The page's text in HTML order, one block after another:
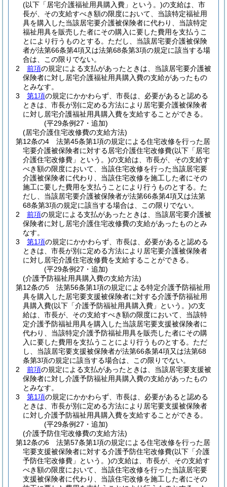
(以下「居宅介護福祉用具購入費」という。)の支給は、市
長が、その支給すべき額の限度において、当該特定福祉用
具を購入した当該居宅要介護被保険者に代わり、当該特定
福祉用具を販売した者にその購入に要した費用を支払うこ
とにより行うものとする。 ただし、当該居宅要介護被保険
者が法第66条第4項又は法第68条第3項の規定に該当する場
合は、この限りでない。
2
前項の規定による支払があったときは、当該居宅要介護被
保険者に対し居宅介護福祉用具購入費の支給があったもの
とみなす。
3
第1項の規定にかかわらず、市長は、必要があると認める
ときは、市長が別に定める方法により居宅要介護被保険者
に対し居宅介護福祉用具購入費を支給することができる。
(平29条例27・追加)
(居宅介護住宅改修費の支給方法)
第12条の4
法第45条第1項の規定による住宅改修を行った居
宅要介護被保険者に対する居宅介護住宅改修費(以下「居宅
介護住宅改修費」という。)の支給は、市長が、その支給す
べき額の限度において、当該住宅改修を行った当該居宅要
介護被保険者に代わり、当該住宅改修を施工した者にその
施工に要した費用を支払うことにより行うものとする。 た
だし、当該居宅要介護被保険者が法第66条第4項又は法第
68条第3項の規定に該当する場合は、この限りでない。
2
前項の規定による支払があったときは、当該居宅要介護被
保険者に対し居宅介護住宅改修費の支給があったものとみ
なす。
3
第1項の規定にかかわらず、市長は、必要があると認める
ときは、市長が別に定める方法により居宅要介護被保険者
に対し居宅介護住宅改修費を支給することができる。
(平29条例27・追加)
(介護予防福祉用具購入費の支給方法)
第12条の5
法第56条第1項の規定による特定介護予防福祉用
具を購入した居宅要支援被保険者に対する介護予防福祉用
具購入費(以下「介護予防福祉用具購入費」という。)の支
給は、市長が、その支給すべき額の限度において、当該特
定介護予防福祉用具を購入した当該居宅要支援被保険者に
代わり、当該特定介護予防福祉用具を販売した者にその購
入に要した費用を支払うことにより行うものとする。 ただ
し、当該居宅要支援被保険者が法第66条第4項又は法第68
条第3項の規定に該当する場合は、この限りでない。
2
前項の規定による支払があったときは、当該居宅要支援被
保険者に対し介護予防福祉用具購入費の支給があったもの
とみなす。
3
第1項の規定にかかわらず、市長は、必要があると認める
ときは、市長が別に定める方法により居宅要支援被保険者
に対し介護予防福祉用具購入費を支給することができる。
(平29条例27・追加)
(介護予防住宅改修費の支給方法)
第12条の6
法第57条第1項の規定による住宅改修を行った居
宅要支援被保険者に対する介護予防住宅改修費(以下「介護
予防住宅改修費」という。)の支給は、市長が、その支給す
べき額の限度において、当該住宅改修を行った当該居宅要
支援被保険者に代わり、当該住宅改修を施工した者にその